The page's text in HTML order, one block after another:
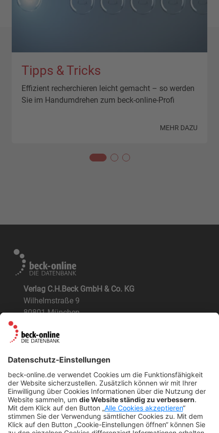
Tipps & Tricks
Effizient recherchieren leicht gemacht – so werden
Sie im Handumdrehen zum beck-online-Profi
MEHR DAZU
Verlag C.H.Beck GmbH & Co. KG
Wilhelmstraße 9
80801 München
Der Verlag
Nachhaltigkeit
NÜTZLICHES
FAQs
Tipps & Tricks
Newsletter
Abo kündigen
Widerruf